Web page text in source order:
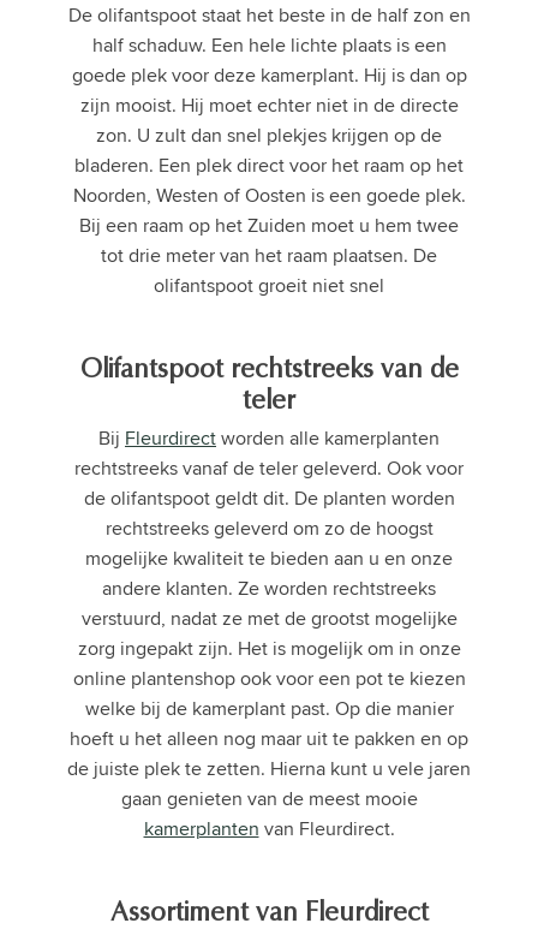
De olifantspoot staat het beste in de half zon en
half schaduw. Een hele lichte plaats is een
goede plek voor deze kamerplant. Hij is dan op
zijn mooist. Hij moet echter niet in de directe
zon. U zult dan snel plekjes krijgen op de
bladeren. Een plek direct voor het raam op het
Noorden, Westen of Oosten is een goede plek.
Bij een raam op het Zuiden moet u hem twee
tot drie meter van het raam plaatsen. De
olifantspoot groeit niet snel
Olifantspoot rechtstreeks van de
teler
Bij Fleurdirectworden alle kamerplanten
rechtstreeks vanaf de teler geleverd. Ook voor
de olifantspoot geldt dit. De planten worden
rechtstreeks geleverd om zo de hoogst
mogelijke kwaliteit te bieden aan u en onze
andere klanten. Ze worden rechtstreeks
verstuurd, nadat ze met de grootst mogelijke
zorg ingepakt zijn. Het is mogelijk om in onze
online plantenshop ook voor een pot te kiezen
welke bij de kamerplant past. Op die manier
hoeft u het alleen nog maar uit te pakken en op
de juiste plek te zetten. Hierna kunt u vele jaren
gaan genieten van de meest mooie
kamerplanten van Fleurdirect.
Assortiment van Fleurdirect